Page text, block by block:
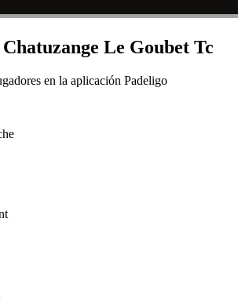
Le Goubet Tc
en la aplicación Padeligo